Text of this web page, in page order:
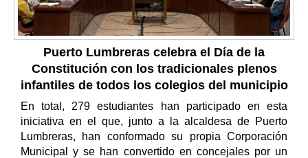
Puerto Lumbreras celebra el Día de la
Constitución con los tradicionales plenos
infantiles de todos los colegios del municipio
En total, 279 estudiantes han participado en esta
iniciativa en el que, junto a la alcaldesa de Puerto
Lumbreras, han conformado su propia Corporación
Municipal y se han convertido en concejales por un